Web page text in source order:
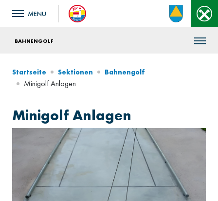
BAHNENGOLF
Startseite Sektionen Bahnengolf
Minigolf Anlagen
Minigolf Anlagen